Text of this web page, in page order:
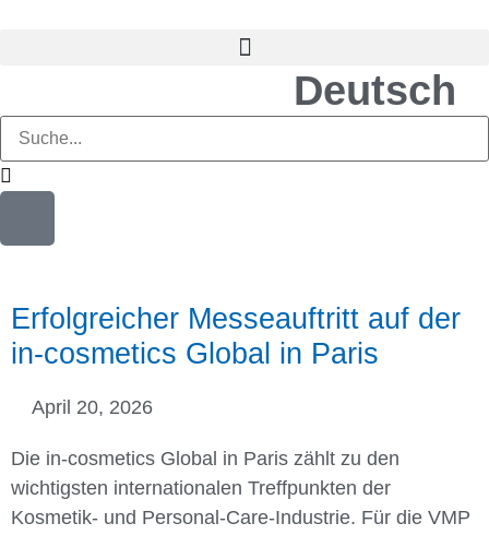
Deutsch
Erfolgreicher Messeauftritt auf der
in-cosmetics Global in Paris
April 20, 2026
Die in-cosmetics Global in Paris zählt zu den
wichtigsten internationalen Treffpunkten der
Kosmetik- und Personal-Care-Industrie. Für die VMP